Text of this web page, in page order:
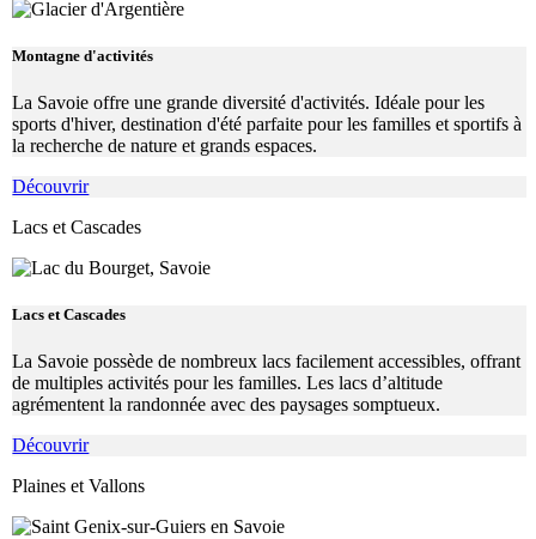
Montagne d'activités
La Savoie offre une grande diversité d'activités. Idéale pour les
sports d'hiver, destination d'été parfaite pour les familles et sportifs à
la recherche de nature et grands espaces.
Découvrir
Lacs et Cascades
Lacs et Cascades
La Savoie possède de nombreux lacs facilement accessibles, offrant
de multiples activités pour les familles. Les lacs d’altitude
agrémentent la randonnée avec des paysages somptueux.
Découvrir
Plaines et Vallons